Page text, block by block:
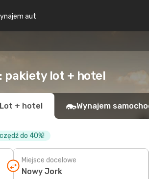
aut
pakiety lot + hotel
Lot + hotel Wynajem
do 40%!
Miejsce docelowe